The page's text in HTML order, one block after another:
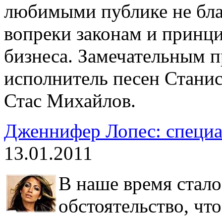
любимыми публике не
вопреки законам и
бизнеса. Замечательным
исполнитель песен
Стас Михайлов.
Дженнифер Лопес:
13.01.2011
В наше время
обстоятельство,